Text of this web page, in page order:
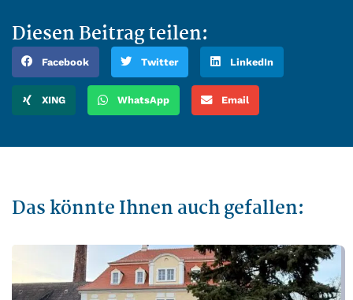
Diesen Beitrag teilen:
Facebook Twitter LinkedIn
XING WhatsApp Email
Das könnte Ihnen auch gefallen: